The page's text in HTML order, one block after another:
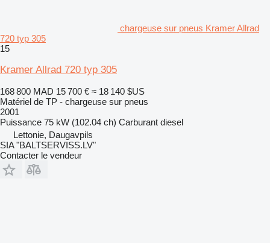
chargeuse sur pneus Kramer Allrad
720 typ 305
15
Kramer Allrad 720 typ 305
168 800 MAD 15 700 € ≈ 18 140 $US
Matériel de TP - chargeuse sur pneus
2001
Puissance 75 kW (102.04 ch) Carburant diesel
Lettonie, Daugavpils
SIA "BALTSERVISS.LV"
Contacter le vendeur